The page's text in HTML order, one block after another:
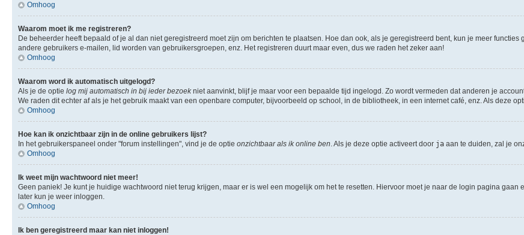
Omhoog
Waarom moet ik me registreren?
De beheerder heeft bepaald of je al dan niet geregistreerd moet zijn om berichten te plaatsen. Hoe dan ook, als je geregistreerd bent, kun je meer
andere gebruikers e-mailen, lid worden van gebruikersgroepen, enz. Het registreren duurt maar even, dus we raden het zeker aan!
Omhoog
Waarom word ik automatisch uitgelogd?
Als je de optie log mij automatisch in bij ieder bezoekniet aanvinkt, blijf je maar voor een bepaalde tijd ingelogd. Zo wordt vermeden dat anderen je
We raden dit echter af als je het gebruik maakt van een openbare computer, bijvoorbeeld op school, in de bibliotheek, in een internet café, enz. Als deze
Omhoog
Hoe kan ik onzichtbaar zijn in de online gebruikers lijst?
In het gebruikerspaneel onder "forum instellingen", vind je de optie onzichtbaar als ik online ben. Als je deze optie activeert door ja aan te duiden, zal je
Omhoog
Ik weet mijn wachtwoord niet meer!
Geen paniek! Je kunt je huidige wachtwoord niet terug krijgen, maar er is wel een mogelijk om het te resetten. Hiervoor moet je naar de login pagina gaan
later kun je weer inloggen.
Omhoog
Ik ben geregistreerd maar kan niet inloggen!